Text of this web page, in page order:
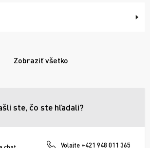
Zobraziť všetko
ste, čo ste hľadali?
Volajte +421 948 011 365